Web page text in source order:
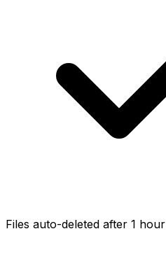
Files auto-deleted after 1 hour